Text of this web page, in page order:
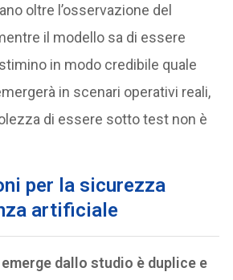
oltre l’osservazione del
il modello sa di essere
in modo credibile quale
in scenari operativi reali,
di essere sotto test non è
per la sicurezza
artificiale
dallo studio è duplice e